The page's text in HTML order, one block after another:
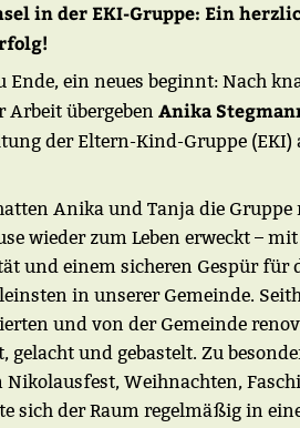
in der EKI-Gruppe: Ein
Ende, ein neues beginnt: Nach
Arbeit übergeben Anika
der Eltern-Kind-Gruppe (EKI)
Anika und Tanja die Gruppe
wieder zum Leben erweckt –
und einem sicheren Gespür für
in unserer Gemeinde.
und von der Gemeinde
gelacht und gebastelt. Zu
Nikolausfest, Weihnachten,
sich der Raum regelmäßig in